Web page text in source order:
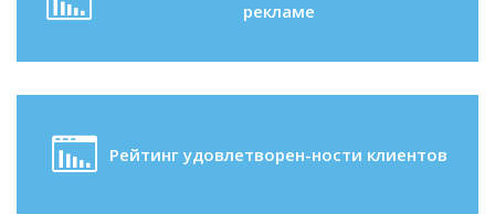
рекламе
Рейтинг удовлетворен-ности клиентов